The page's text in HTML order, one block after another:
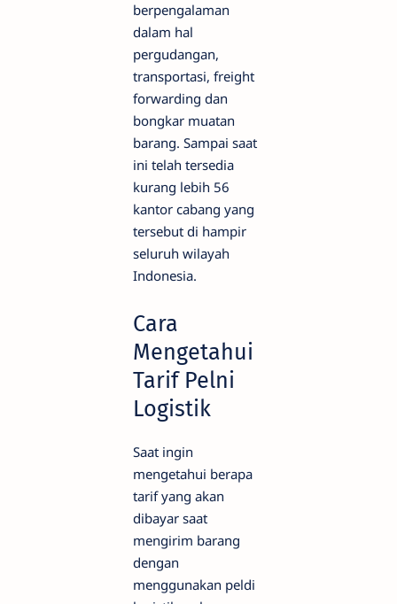
berpengalaman
dalam hal
pergudangan,
transportasi, freight
forwarding dan
bongkar muatan
barang. Sampai saat
ini telah tersedia
kurang lebih 56
kantor cabang yang
tersebut di hampir
seluruh wilayah
Indonesia.
Cara
Mengetahui
Tarif Pelni
Logistik
Saat ingin
mengetahui berapa
tarif yang akan
dibayar saat
mengirim barang
dengan
menggunakan peldi